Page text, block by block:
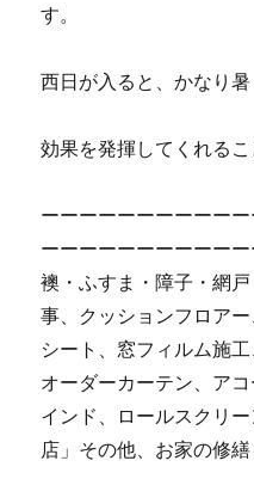
す。
西日が入ると、かなり暑
効果を発揮してくれるこ
ーーーーーーーーーー
ーーーーーーーーーー
襖・ふすま・障子・網
事、クッションフロア
シート、窓フィルム施
オーダーカーテン、ア
インド、ロールスクリ
店」その他、お家の修繕